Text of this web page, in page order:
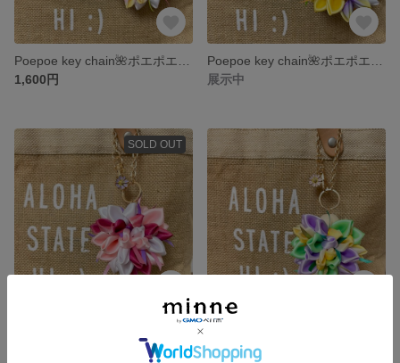
1,600円
展示中
SOLD OUT
Poepoe key chain🌺ポエポエキーチェーン
展示中